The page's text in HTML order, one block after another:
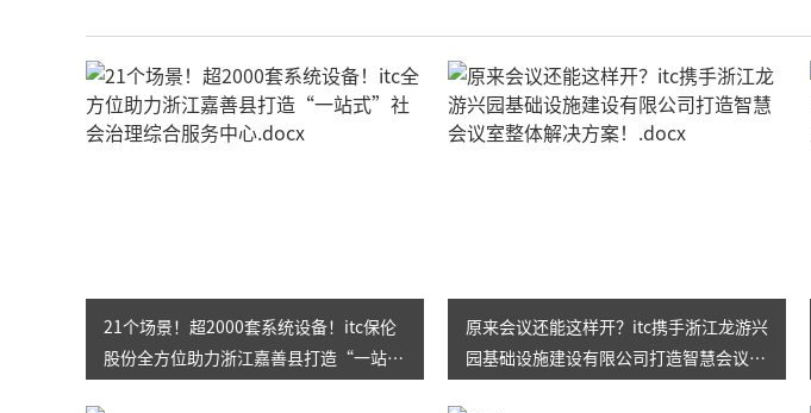
21个场景！超2000套系统设备！itc保伦
股份全方位助力浙江嘉善县打造“一站
原来会议还能这样开？itc携手浙江龙游兴
园基础设施建设有限公司打造智慧会议室